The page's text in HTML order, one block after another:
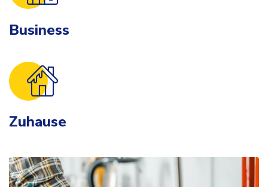
Business
Zuhause